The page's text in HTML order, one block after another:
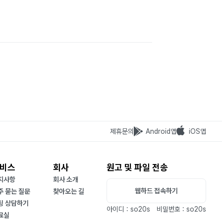
제휴문의 Android앱 iOS앱
스
사항
묻는 질문
상담하기
실
회사
회사 소개
찾아오는 길
원고 및 파일 전송
웹하드 접속하기
아이디 : so20s 비밀번호 : so20s